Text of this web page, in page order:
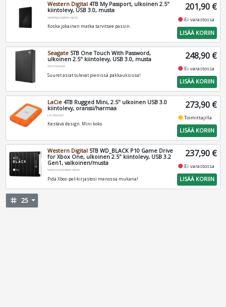
Western Digital 4TB My Passport, ulkoinen 2.5"
kiintolevy, USB 3.0, musta
WDBPKJ0040BBK-WESN
Koska jokainen matka tarvitsee passin.
201,90 €
fiber_manual_record Ei varastossa
LISÄÄ KORIIN
Seagate 5TB One Touch With Password,
ulkoinen 2.5" kiintolevy, USB 3.0, musta
STKZ5000400
Suuret asiat tulevat pienissä pakkauksissa!
248,90 €
fiber_manual_record Ei varastossa
LISÄÄ KORIIN
LaCie 4TB Rugged Mini, 2.5" ulkoinen USB 3.0
kiintolevy, oranssi/harmaa
LAC9000633
Kestävä design. Mini koko.
273,90 €
fiber_manual_recordToimittajilla
LISÄÄ KORIIN
Western Digital 5TB WD_BLACK P10 Game Drive
for Xbox One, ulkoinen 2.5" kiintolevy, USB 3.2
Gen1, valkoinen/musta
WDBA5G0050BBK-WESN
Pidä Xbox-pelikirjastosi menossa mukana!
237,90 €
fiber_manual_record Ei varastossa
LISÄÄ KORIIN
tag 25